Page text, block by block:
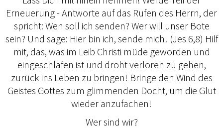
Erneuerung - Antworte auf das Rufen des Herrn, der
spricht: Wen soll ich senden? Wer will unser Bote
sein? Und sage: Hier bin ich, sende mich! (Jes 6,8) Hilf
mit, das, was im Leib Christi müde geworden und
eingeschlafen ist und droht verloren zu gehen,
zurück ins Leben zu bringen! Bringe den Wind des
Geistes Gottes zum glimmenden Docht, um die Glut
wieder anzufachen!
Wer sind wir?